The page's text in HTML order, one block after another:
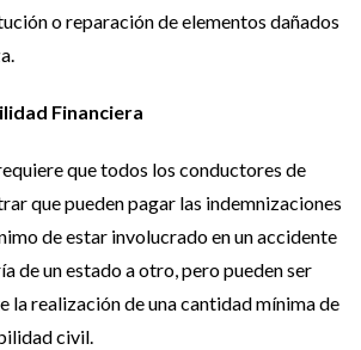
o reparación de elementos dañados
Financiera
que todos los conductores de
que pueden pagar las indemnizaciones
de estar involucrado en un accidente
de un estado a otro, pero pueden ser
la realización de una cantidad mínima de
civil.